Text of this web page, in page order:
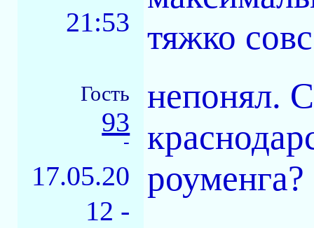
21:53 тяжко
Гость
93
-
17.05.20
12 -
непонял.
роуменга?